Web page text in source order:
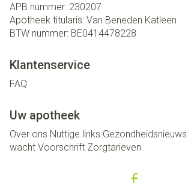
APB nummer: 230207
Apotheek titularis: Van Beneden Katleen
BTW nummer: BE0414478228
Klantenservice
FAQ
Uw apotheek
Over ons Nuttige links Gezondheidsnieuws
wacht Voorschrift Zorgtarieven